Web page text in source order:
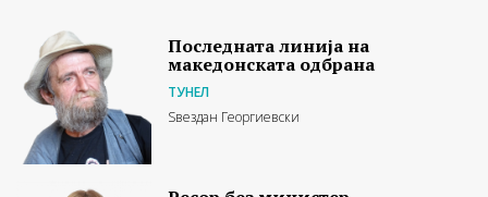
Последната линија на
македонската одбрана
ТУНЕЛ
Ѕвездан Георгиевски